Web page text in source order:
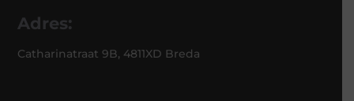
Adres:
Catharinatraat 9B, 4811XD Breda